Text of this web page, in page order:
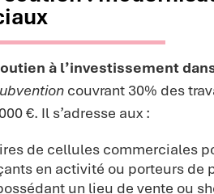
à l’investissement
couvrant 30% des
€. Il s’adresse aux :
de cellules commerciales
en activité ou porteurs de
un lieu de vente ou